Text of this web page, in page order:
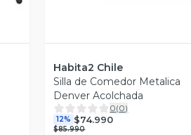
Habita2 Chile
Silla de Comedor Metalica
Denver Acolchada
0(0)
12% $74.990
$85.990